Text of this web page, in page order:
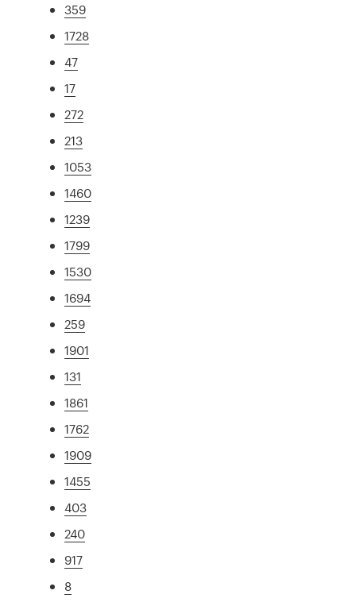
359
1728
47
17
272
213
1053
1460
1239
1799
1530
1694
259
1901
131
1861
1762
1909
1455
403
240
917
8